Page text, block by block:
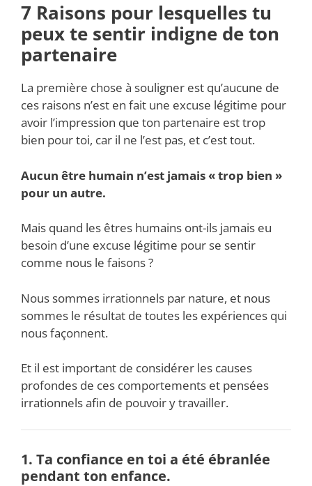
7 Raisons pour lesquelles tu
peux te sentir indigne de ton
partenaire
La première chose à souligner est qu’aucune de
ces raisons n’est en fait une excuse légitime pour
avoir l’impression que ton partenaire est trop
bien pour toi, car il ne l’est pas, et c’est tout.
Aucun être humain n’est jamais « trop bien »
pour un autre.
Mais quand les êtres humains ont-ils jamais eu
besoin d’une excuse légitime pour se sentir
comme nous le faisons ?
Nous sommes irrationnels par nature, et nous
sommes le résultat de toutes les expériences qui
nous façonnent.
Et il est important de considérer les causes
profondes de ces comportements et pensées
irrationnels afin de pouvoir y travailler.
1. Ta confiance en toi a été ébranlée
pendant ton enfance.